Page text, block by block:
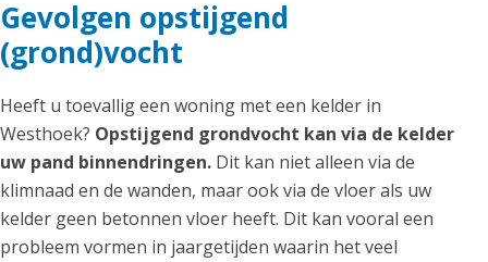
Gevolgen opstijgend
(grond)vocht
Heeft u toevallig een woning met een kelder in
Westhoek? Opstijgend grondvocht kan via de kelder
uw pand binnendringen. Dit kan niet alleen via de
klimnaad en de wanden, maar ook via de vloer als uw
kelder geen betonnen vloer heeft. Dit kan vooral een
probleem vormen in jaargetijden waarin het veel